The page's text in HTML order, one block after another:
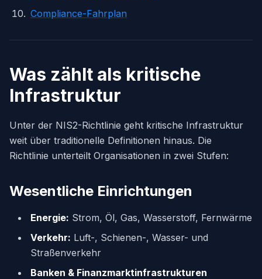
Compliance-Fahrplan
Was zählt als kritische
Infrastruktur
Unter der NIS2-Richtlinie geht kritische Infrastruktur
weit über traditionelle Definitionen hinaus. Die
Richtlinie unterteilt Organisationen in zwei Stufen:
Wesentliche Einrichtungen
Energie: Strom, Öl, Gas, Wasserstoff, Fernwärme
Verkehr: Luft-, Schienen-, Wasser- und
Straßenverkehr
Banken & Finanzmarktinfrastrukturen